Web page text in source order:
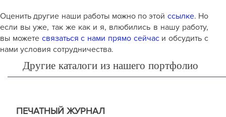
Оценить другие наши работы можно по этой ссылке. Но
если вы уже, так же как и я, влюбились в нашу работу,
вы можете связаться с нами прямо сейчаси обсудить с
нами условия сотрудничества.
Другие каталоги из нашего портфолио
ПЕЧАТНЫЙ ЖУРНАЛ